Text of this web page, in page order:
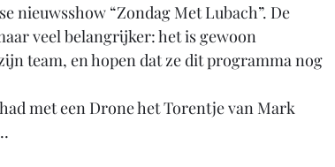
nieuwsshow “Zondag Met Lubach”. De
veel belangrijker: het is gewoon
team, en hopen dat ze dit programma nog
met een Drone het Torentje van Mark